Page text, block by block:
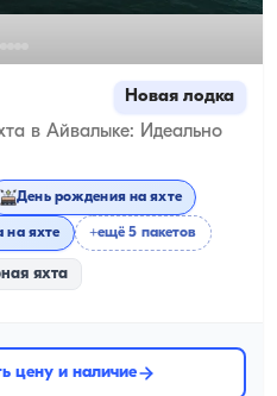
Новая лодка
в Айвалыке: Идеально
День рождения на яхте
на яхте +ещё 5 пакетов
яхта
цену и наличие